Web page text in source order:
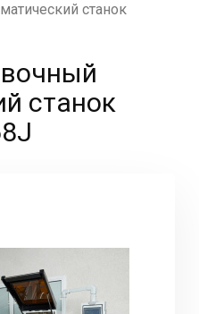
станок
станок